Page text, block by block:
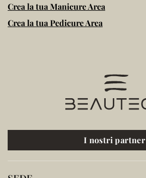
Crea la tua Manicure Area
Crea la tua Pedicure Area
I nostri partner